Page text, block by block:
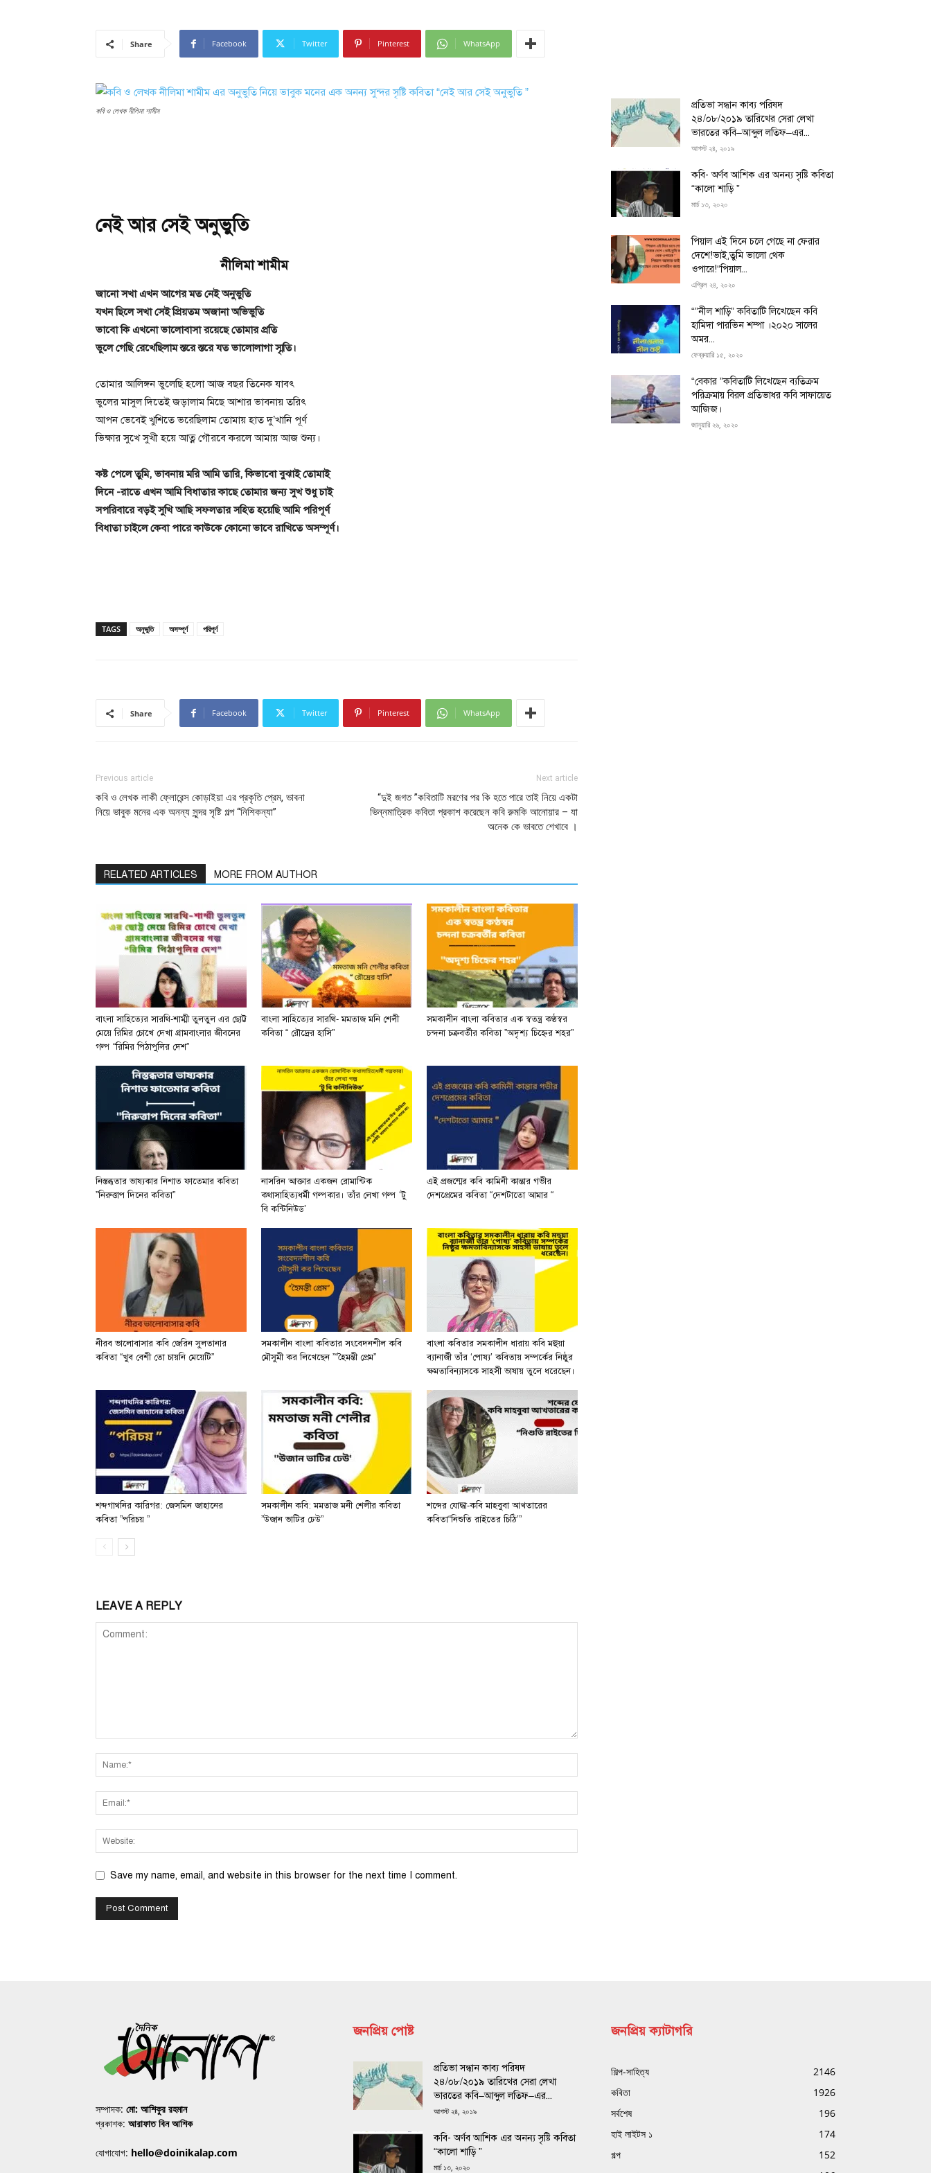
Share Facebook Twitter Pinterest WhatsApp
কবি ও লেখক নীলিমা শামীম
নেই আর সেই অনুভুতি
নীলিমা শামীম
জানো সখা এখন আগের মত নেই অনুভুতি
যখন ছিলে সখা সেই প্রিয়তম অজানা অভিভুতি
ভাবো কি এখনো ভালোবাসা রয়েছে তোমার প্রতি
ভুলে গেছি রেখেছিলাম স্তরে স্তরে যত ভালোলাগা স্মৃতি।
তোমার আলিঙ্গন ভুলেছি হলো আজ বছর তিনেক যাবৎ
ভুলের মাসুল দিতেই জড়ালাম মিছে আশার ভাবনায় তরিৎ
আপন ভেবেই খুশিতে ভরেছিলাম তোমায় হাত দু’খানি পূর্ণ
ভিক্ষার সুখে সুখী হয়ে আত্ন গৌরবে করলে আমায় আজ শুন্য।
কষ্ট পেলে তুমি, ভাবনায় মরি আমি তারি, কিভাবো বুঝাই তোমাই
দিনে -রাতে এখন আমি বিধাতার কাছে তোমার জন্য সুখ শুধু চাই
সপরিবারে বড়ই সুখি আছি সফলতার সহিত হয়েছি আমি পরিপূর্ণ
বিধাতা চাইলে কেবা পারে কাউকে কোনো ভাবে রাখিতে অসম্পূর্ণ।
TAGS অনুভুতি অসম্পূর্ণ পরিপূর্ণ
Share Facebook Twitter Pinterest WhatsApp
Previous article
কবি ও লেখক লাকী ফ্লোরেন্স কোড়াইয়া এর প্রকৃতি প্রেম, ভাবনা
নিয়ে ভাবুক মনের এক অনন্য সুন্দর সৃষ্টি গল্প “নিশিকন্যা”
Next article
“দুই জগত ”কবিতাটি মরণের পর কি হতে পারে তাই নিয়ে একটা
ভিন্নমাত্রিক কবিতা প্রকাশ করেছেন কবি রুমকি আনোয়ার – যা
অনেক কে ভাবতে শেখাবে ।
RELATED ARTICLES MORE FROM AUTHOR
বাংলা সাহিত্যের সারথি-শাম্মী তুলতুল এর ছোট্ট
মেয়ে রিমির চোখে দেখা গ্রামবাংলার জীবনের
গল্প “রিমির পিঠাপুলির দেশ”
বাংলা সাহিত্যের সারথি- মমতাজ মনি শেলী
কবিতা “ রৌদ্রের হাসি”
সমকালীন বাংলা কবিতার এক স্বতন্ত্র কণ্ঠস্বর
চন্দনা চক্রবর্তীর কবিতা ”অদৃশ্য চিহ্নের শহর”
নিস্তব্ধতার ভাষ্যকার নিশাত ফাতেমার কবিতা
”নিরুত্তাপ দিনের কবিতা”
নাসরিন আক্তার একজন রোমান্টিক
কথাসাহিত্যধর্মী গল্পকার। তাঁর লেখা গল্প ‘টু
বি কন্টিনিউড’
এই প্রজন্মের কবি কামিনী কান্তার গভীর
দেশপ্রেমের কবিতা “দেশটাতো আমার “
নীরব ভালোবাসার কবি জেরিন সুলতানার
কবিতা “খুব বেশী তো চায়নি মেয়েটি”
সমকালীন বাংলা কবিতার সংবেদনশীল কবি
মৌসুমী কর লিখেছেন ”“হৈমন্তী প্রেম”
বাংলা কবিতার সমকালীন ধারায় কবি মহুয়া
ব্যানার্জী তাঁর ‘পোষ্য’ কবিতায় সম্পর্কের নিষ্ঠুর
ক্ষমতাবিন্যাসকে সাহসী ভাষায় তুলে ধরেছেন।
শব্দগাথনির কারিগর: জেসমিন জাহানের
কবিতা ”পরিচয় ”
সমকালীন কবি: মমতাজ মনী শেলীর কবিতা
”উজান ভাটির ঢেউ”
শব্দের যোদ্ধা-কবি মাহবুবা আখতারের
কবিতা“নিশুতি রাইতের চিঠি’”
LEAVE A REPLY
Save my name, email, and website in this browser for the next time I comment.
প্রতিভা সন্ধান কাব্য পরিষদ
২৪/০৮/২০১৯ তারিখের সেরা লেখা
ভারতের কবি–আব্দুল লতিফ–এর...
আগস্ট ২৪, ২০১৯
কবি- অর্ণব আশিক এর অনন্য সৃষ্টি কবিতা
“কালো শাড়ি ”
মার্চ ১৩, ২০২০
পিয়াল এই দিনে চলে গেছে না ফেরার
দেশে!ভাই,তুমি ভালো থেক
ওপারে!“পিয়াল...
এপ্রিল ২৪, ২০২০
“”নীল শাড়ি” কবিতাটি লিখেছেন কবি
হামিদা পারভিন শম্পা ।২০২০ সালের
অমর...
ফেব্রুয়ারি ১৫, ২০২০
“বেকার ”কবিতাটি লিখেছেন ব্যতিক্রম
পরিক্রমায় বিরল প্রতিভাধর কবি সাফায়েত
আজিজ।
জানুয়ারি ২৬, ২০২০
সম্পাদক: মো: আশিকুর রহমান
প্রকাশক: আরাফাত বিন আশিক
যোগাযোগ: hello@doinikalap.com
জনপ্রিয় পোষ্ট
প্রতিভা সন্ধান কাব্য পরিষদ
২৪/০৮/২০১৯ তারিখের সেরা লেখা
ভারতের কবি–আব্দুল লতিফ–এর...
আগস্ট ২৪, ২০১৯
কবি- অর্ণব আশিক এর অনন্য সৃষ্টি কবিতা
“কালো শাড়ি ”
মার্চ ১৩, ২০২০
জনপ্রিয় ক্যাটাগরি
শিল্প-সাহিত্য
2146
কবিতা
1926
সর্বশেষ
196
হাই লাইটস ১
174
গল্প
152